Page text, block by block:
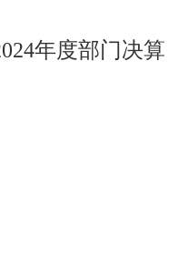
年度部门决算